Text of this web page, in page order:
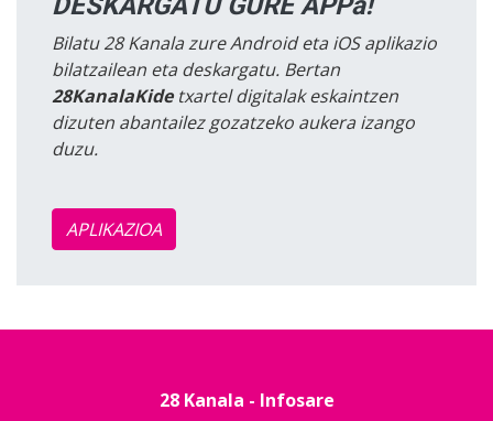
Bilatu 28 Kanala zure Android eta iOS aplikazio
bilatzailean eta deskargatu. Bertan
28KanalaKidetxartel digitalak eskaintzen
dizuten abantailez gozatzeko aukera izango
duzu.
APLIKAZIOA
28 Kanala - Infosare